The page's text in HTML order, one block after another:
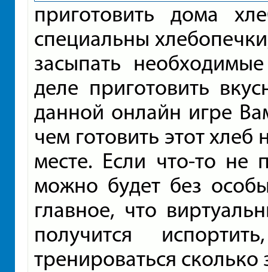
приготовить дома
специальны
засыпать
деле приготовить
данной онлайн игре
чем готовить этот
месте. Если что-то не
можно будет без
главное, что
получится
тренироваться сколько